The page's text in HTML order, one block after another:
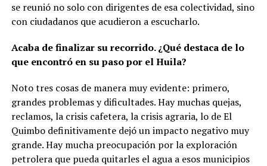
se reunió no solo con dirigentes de esa colectividad, sino
con ciudadanos que acudieron a escucharlo.
Acaba de finalizar su recorrido. ¿Qué destaca de lo
que encontró en su paso por el Huila?
Noto tres cosas de manera muy evidente: primero,
grandes problemas y dificultades. Hay muchas quejas,
reclamos, la crisis cafetera, la crisis agraria, lo de El
Quimbo definitivamente dejó un impacto negativo muy
grande. Hay mucha preocupación por la exploración
petrolera que pueda quitarles el agua a esos municipios